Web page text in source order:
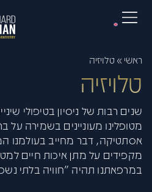
ראשי » טלויזיה
טלויזיה
שנים רבות של ניסיון בטיפולי
מטופלינו מעוניינים בשמירה על
אסתטיקה, דבר מחייב בעולמנו
מקפידים על מתן איכות חיים
במרפאתנו תהיה "חוויה בלתי